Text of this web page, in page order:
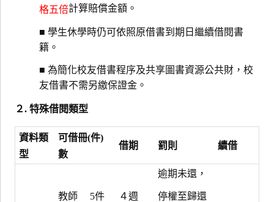
格五倍計算賠償金額。
■ 學生休學時仍可依照原借書到期日繼續借閱書
籍。
■ 為簡化校友借書程序及共享圖書資源公共財，校
友借書不需另繳保證金。
２. 特殊借閱類型
資料類
型
可借冊(件)
數
借期 罰則 續借
教師 5件 ４週
逾期未還，
停權至歸還